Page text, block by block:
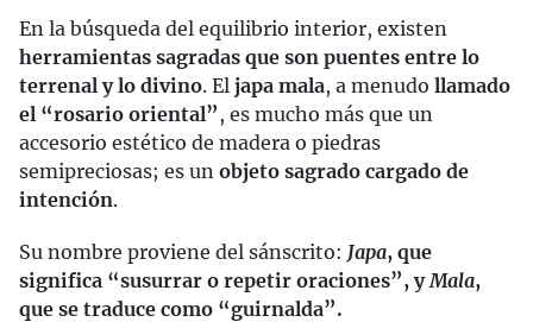
En la búsqueda del equilibrio interior, existen
herramientas sagradas que son puentes entre lo
terrenal y lo divino. El japa mala, a menudo llamado
el “rosario oriental” , es mucho más que un
accesorio estético de madera o piedras
semipreciosas; es un objeto sagrado cargado de
intención.
Su nombre proviene del sánscrito: Japa, que
significa “susurrar o repetir oraciones”, yMala,
que se traduce como “guirnalda”.